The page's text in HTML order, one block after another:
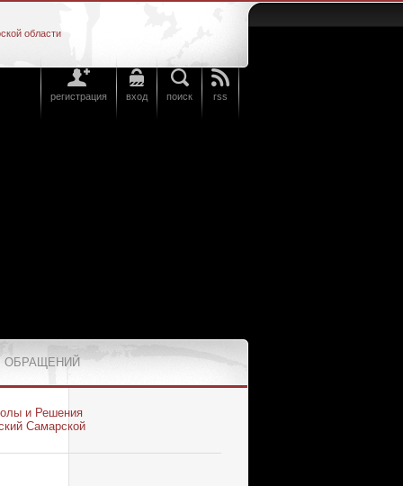
области
регистрация вход поиск rss
ОБРАЩЕНИЙ
и Решения
Самарской